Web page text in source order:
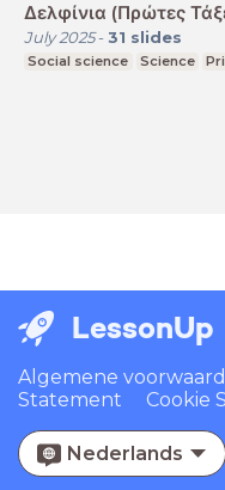
Δελφίνια (Πρώτες
July 2025- 31 slides
Social science Science
LessonUp
Algemene
Statement
Cookie
Nederlands